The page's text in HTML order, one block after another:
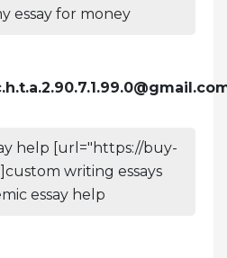
essay for money
help [url="https://buy-
writing essays
essay help